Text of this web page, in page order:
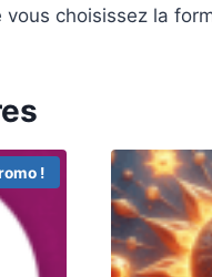
choisissez la
!